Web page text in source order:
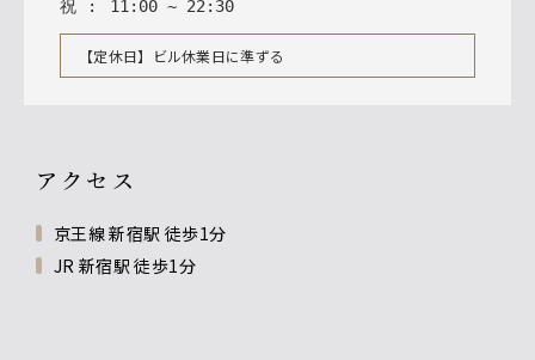
祝 : 11 : 00 ~ 22 : 30
【定休日】ビル休業日に準ずる
アクセス
京王線 新宿駅 徒歩1分
JR 新宿駅 徒歩1分